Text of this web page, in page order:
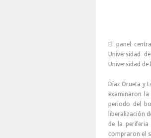
El panel
Universidad
Universidad de
Díaz Orueta y
examinaron
periodo del
liberalización
de la periferia
compraron el